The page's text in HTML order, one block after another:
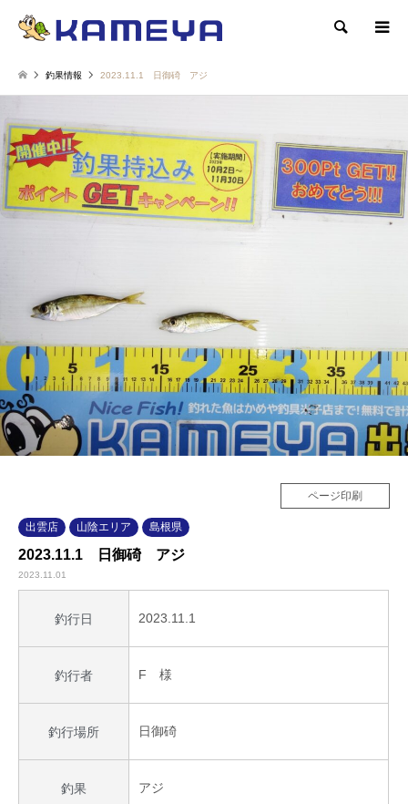
検索
釣果情報 2023.11.1 日御碕 アジ
ページ印刷
出雲店 山陰エリア 島根県
2023.11.1 日御碕 アジ
2023.11.01
釣行日 2023.11.1
釣行者 F 様
釣行場所 日御碕
釣果 アジ